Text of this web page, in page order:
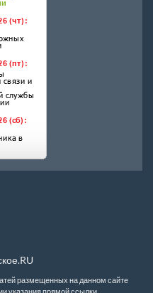
размещенных на данном сайте